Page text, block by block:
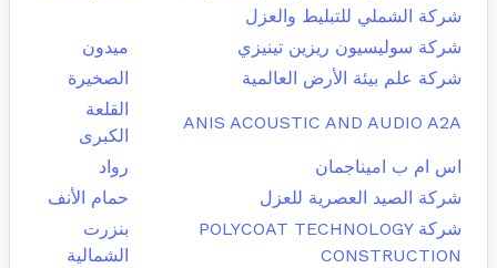
شركة الشملي للتبليط والعزل
شركة سوليسيون ريزين تينيزي
ميدون
شركة علم بيئة الأرض العالمية
الصخيرة
ANIS ACOUSTIC AND AUDIO A2A
القلعة
الكبرى
اس ام ب اميناجمان
رواد
شركة الصيد العصرية للعزل
حمام الأنف
شركة POLYCOAT TECHNOLOGY
CONSTRUCTION
بنزرت
الشمالية